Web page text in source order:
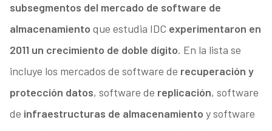
subsegmentos del mercado de software de
almacenamiento que estudia IDC experimentaron en
2011 un crecimiento de doble dígito. En la lista se
incluye los mercados de software de recuperación y
protección datos, software de replicación, software
de infraestructuras de almacenamiento y software